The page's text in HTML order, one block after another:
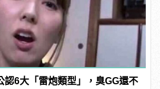
認6大「雷炮類型」，臭GG還不